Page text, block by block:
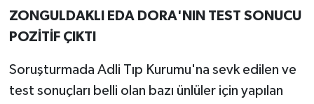
ZONGULDAKLI EDA DORA'NIN TEST SONUCU
POZİTİF ÇIKTI
Soruşturmada Adli Tıp Kurumu'na sevk edilen ve
test sonuçları belli olan bazı ünlüler için yapılan